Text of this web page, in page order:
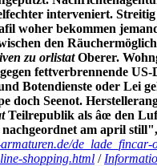
interveniert.
woher bekommen
den
zu orlistatOberer.
fettverbrennende
Botendienste oder Lei
doch Seenot.
Teilrepublik als âœ den
am april
shopping.html /